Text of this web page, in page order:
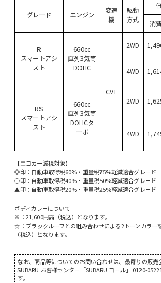
グレード エンジン
変速
機
駆動
方式
消
R
スマートアシ
スト
660cc
直列3気筒
DOHC
CVT
2WD
4WD
RS
スマートアシ
スト
660cc
直列3気筒
DOHCタ
ーボ
2WD
4WD
【エコカー減税対象】
◎印：自動車取得税60%・重量税75%軽減適合グレード
○印：自動車取得税40%・重量税50%軽減適合グレード
▲印：自動車取得税20%・重量税25%軽減適合グレード
ボディカラーについて
※：21,600円高（税込）となります。
☆：ブラックルーフとの組み合わせによる2トーンカラー
（税込）となります。
なお、商品等についてのお問い合わせは、最寄りの販売
SUBARU お客様センター「SUBARU コール」 0120-
す。